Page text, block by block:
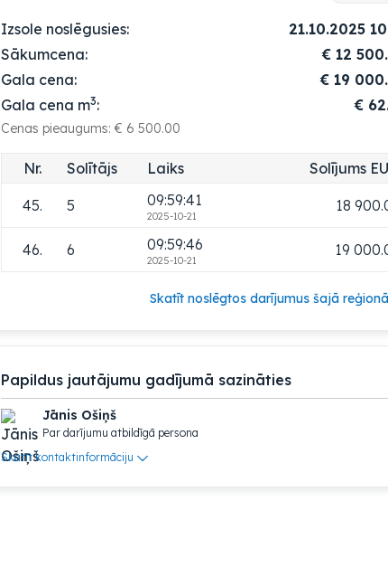
Izsole noslēgusies:
21.10.2025
Sākumcena:
€ 12
Gala cena:
€ 19
Gala cena m3: €
Cenas pieaugums: € 6 500.00
Nr. Solītājs Laiks Solījums
41. 5 18
42. 6 18
2025-10-21
44. 6
2025-10-21
18
45. 5 09:59:41
2025-10-21
18
46. 6 09:59:46
2025-10-21
19
Skatīt noslēgtos darījumus šajā reģionā
Papildus jautājumu gadījumā sazināties
Jānis Ošiņš
Par darījumu atbildīgā persona
Skatīt kontaktinformāciju